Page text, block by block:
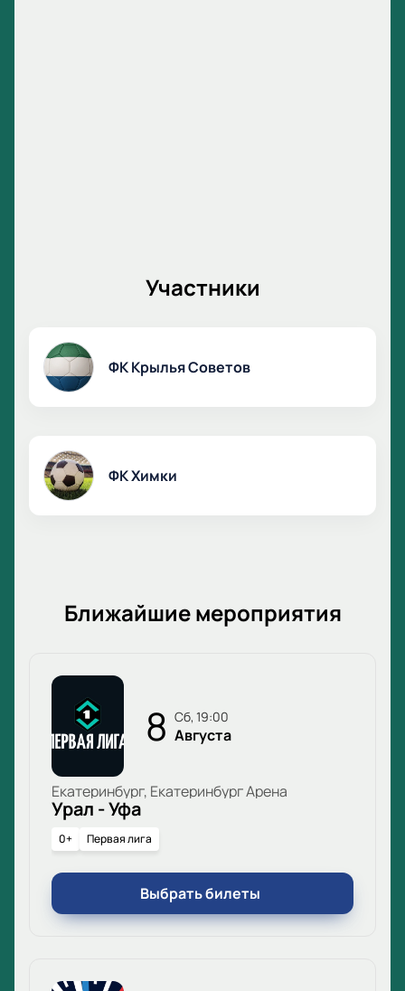
Участники
ФК Крылья Советов
ФК Химки
Ближайшие мероприятия
8 сб, 19:00
Августа
Екатеринбург, Екатеринбург Арена
Урал - Уфа
0+ Первая лига
Выбрать билеты